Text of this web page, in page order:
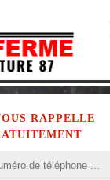
RAPPELLE